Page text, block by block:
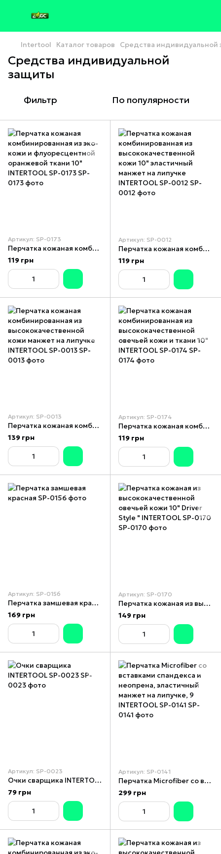
Intertool Каталог товаров Средства
Средства индивидуальной
защиты
Фильтр По популярности
Артикул: SP-0173
Перчатка кожаная комбинированная из эко- кожи и флуоресцентной оранжевой ткани 10" INTERTOOL SP-0173
119 грн
Артикул: SP-0012
Перчатка кожаная комбинированная из высококачественной кожи 10" эластичный манжет на липучке INTERTOOL SP-0012
119 грн
Артикул: SP-0013
Перчатка кожаная комбинированная из высококачественной кожи манжет на липучке INTERTOOL SP-0013
139 грн
Артикул: SP-0174
Перчатка кожаная комбинированная из высококачественной овечьей кожи и ткани 10" INTERTOOL SP-0174
119 грн
Артикул: SP-0156
Перчатка замшевая красная
169 грн
Артикул: SP-0170
Перчатка кожаная из высококачественной овечьей кожи 10" Driver Style " INTERTOOL SP-0170
149 грн
Артикул: SP-0023
Очки сварщика INTERTOOL SP-0023
79 грн
Артикул: SP-0141
Перчатка Microfiber со вставками спандекса и неопрена, эластичный манжет на липучке, 9 INTERTOOL SP-0141
299 грн